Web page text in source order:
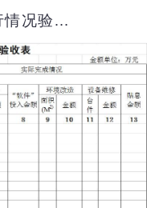
学校资金投入与执行情况验收表